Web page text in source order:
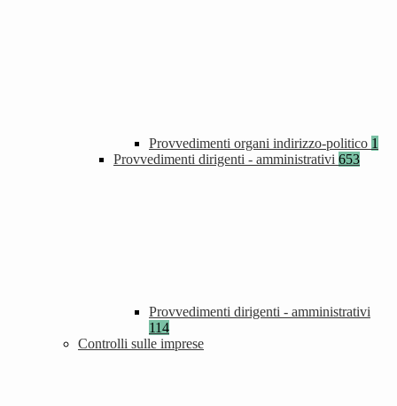
Provvedimenti organi indirizzo-politico 1
Provvedimenti dirigenti - amministrativi 653
Provvedimenti dirigenti - amministrativi
114
Controlli sulle imprese